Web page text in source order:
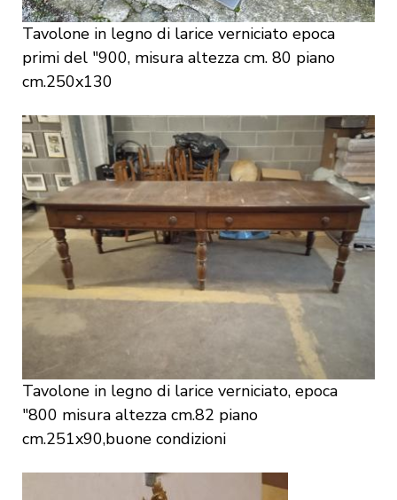
Tavolone in legno di larice verniciato epoca
primi del "900, misura altezza cm. 80 piano
cm.250x130
Tavolone in legno di larice verniciato, epoca
"800 misura altezza cm.82 piano
cm.251x90,buone condizioni